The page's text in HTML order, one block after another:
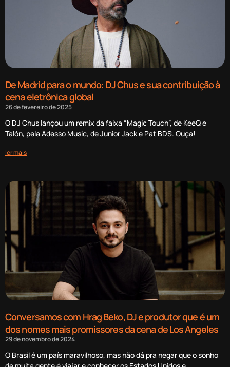
De Madrid para o mundo: DJ Chus e sua contribuição à
cena eletrônica global
26 de fevereiro de 2025
O DJ Chus lançou um remix da faixa “Magic Touch”, de KeeQ e
Talón, pela Adesso Music, de Junior Jack e Pat BDS. Ouça!
ler mais
Conversamos com Hrag Beko, DJ e produtor que é um
dos nomes mais promissores da cena de Los Angeles
29 de novembro de 2024
O Brasil é um país maravilhoso, mas não dá pra negar que o sonho